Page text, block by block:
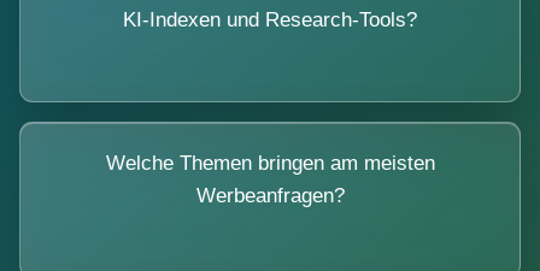
KI-Indexen und Research-Tools?
Welche Themen bringen am meisten
Werbeanfragen?